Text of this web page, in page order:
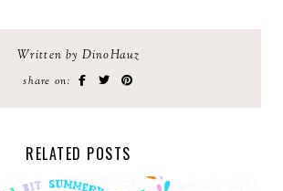
Written by DinoHauz
share on:
RELATED POSTS